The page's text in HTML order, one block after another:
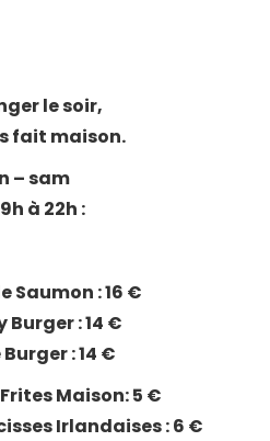
le soir,
fait maison.
– sam
à 22h :
Saumon : 16 €
Burger : 14 €
: 14 €
Maison: 5 €
Irlandaises : 6 €